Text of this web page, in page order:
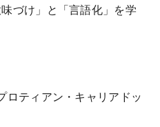
づけ」と「言語化」を学
ロティアン・キャリアドッ